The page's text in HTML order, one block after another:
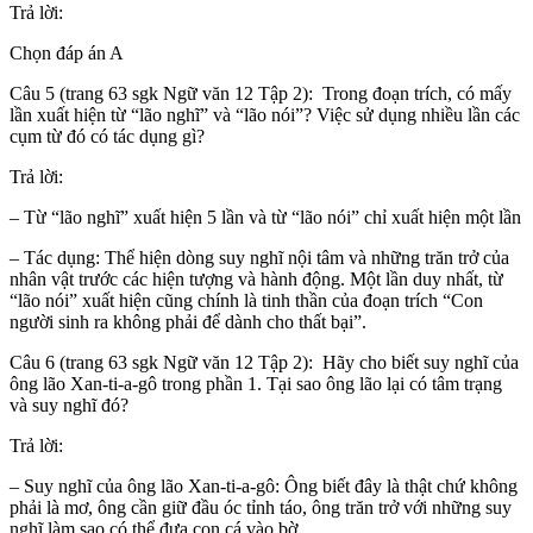
Trả lời:
Chọn đáp án A
Câu 5 (trang 63 sgk Ngữ văn 12 Tập 2): Trong đoạn trích, có mấy
lần xuất hiện từ “lão nghĩ” và “lão nói”? Việc sử dụng nhiều lần các
cụm từ đó có tác dụng gì?
Trả lời:
– Từ “lão nghĩ” xuất hiện 5 lần và từ “lão nói” chỉ xuất hiện một lần
– Tác dụng: Thể hiện dòng suy nghĩ nội tâm và những trăn trở của
nhân vật trước các hiện tượng và hành động. Một lần duy nhất, từ
“lão nói” xuất hiện cũng chính là tinh thần của đoạn trích “Con
người sinh ra không phải để dành cho thất bại”.
Câu 6 (trang 63 sgk Ngữ văn 12 Tập 2): Hãy cho biết suy nghĩ của
ông lão Xan-ti-a-gô trong phần 1. Tại sao ông lão lại có tâm trạng
và suy nghĩ đó?
Trả lời:
– Suy nghĩ của ông lão Xan-ti-a-gô: Ông biết đây là thật chứ không
phải là mơ, ông cần giữ đầu óc tỉnh táo, ông trăn trở với những suy
nghĩ làm sao có thể đưa con cá vào bờ.